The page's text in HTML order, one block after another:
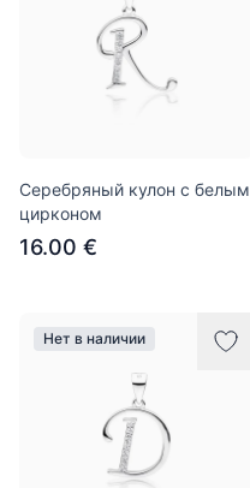
Серебряный кулон с белым
цирконом
16.00 €
Нет в наличии